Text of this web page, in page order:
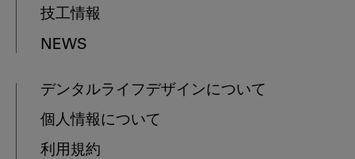
技工情報
NEWS
デンタルライフデザインについて
個人情報について
利用規約